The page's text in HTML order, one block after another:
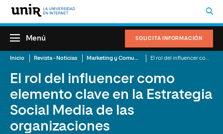
SOLICITA INFORMACIÓN
Menú
Inicio Revista - Noticias Marketing y Comunicación
El rol del influencer como
elemento clave en la Estrategia
Social Media de las
organizaciones